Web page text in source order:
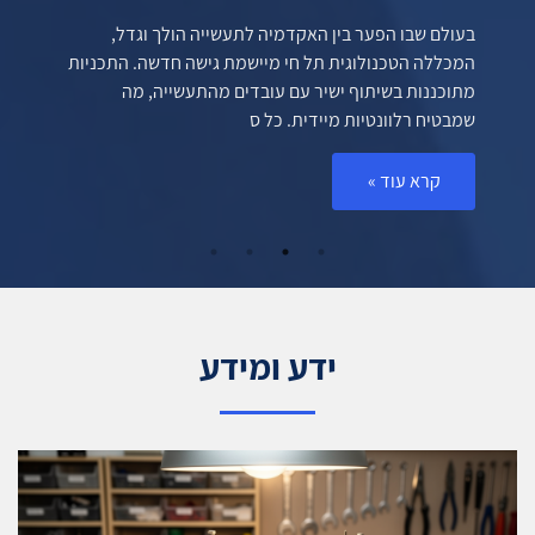
מה הפריטים החובה בוארדרוב
בעולם שבו הפער בין האקדמיה לתעשייה הולך וגדל,
המכללה הטכנולוגית תל חי מיישמת גישה חדשה. התכניות
מתוכננות בשיתוף ישיר עם עובדים מהתעשייה, מה
שמבטיח רלוונטיות מיידית. כל ס
קרא עוד »
ידע ומידע